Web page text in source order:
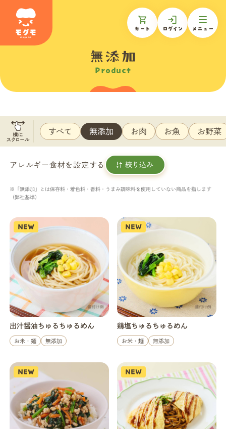
カート ログイン メニュー
ギフトを贈る
お客様の声
店舗一覧
法人・ビジネスの方へ
モグモマガジン
無添加
Product
すべて 無添加 お肉 お魚 お野菜
アレルギー食材を設定する 絞り込み
※「無添加」とは保存料・着色料・香料・うまみ調味料を使用していない商品を指します
（弊社基準）
NEW
出汁醤油ちゅるちゅるめん
お米・麺 無添加
NEW
鶏塩ちゅるちゅるめん
お米・麺 無添加
NEW NEW